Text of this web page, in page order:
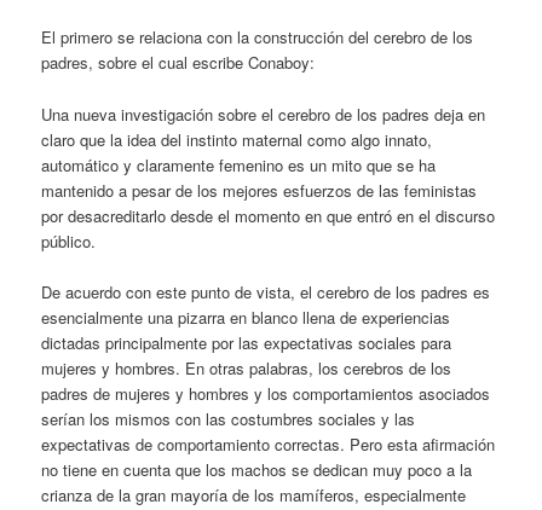
El primero se relaciona con la construcción del cerebro de los
padres, sobre el cual escribe Conaboy:
Una nueva investigación sobre el cerebro de los padres deja en
claro que la idea del instinto maternal como algo innato,
automático y claramente femenino es un mito que se ha
mantenido a pesar de los mejores esfuerzos de las feministas
por desacreditarlo desde el momento en que entró en el discurso
público.
De acuerdo con este punto de vista, el cerebro de los padres es
esencialmente una pizarra en blanco llena de experiencias
dictadas principalmente por las expectativas sociales para
mujeres y hombres. En otras palabras, los cerebros de los
padres de mujeres y hombres y los comportamientos asociados
serían los mismos con las costumbres sociales y las
expectativas de comportamiento correctas. Pero esta afirmación
no tiene en cuenta que los machos se dedican muy poco a la
crianza de la gran mayoría de los mamíferos, especialmente